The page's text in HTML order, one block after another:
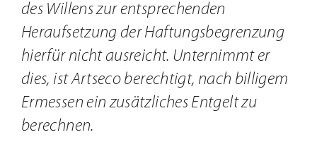
des Willens zur entsprechenden
Heraufsetzung der Haftungsbegrenzung
hierfür nicht ausreicht. Unternimmt er
dies, ist Artseco berechtigt, nach billigem
Ermessen ein zusätzliches Entgelt zu
berechnen.